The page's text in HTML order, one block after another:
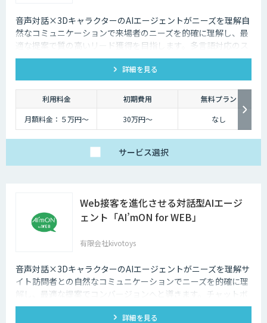
音声対話×3DキャラクターのAIエージェントがニーズを理解自
然なコミュニケーションで来場者のニーズを的確に理解し、最
適な提案で質の高いリード獲得を目指します。多言語対応のス
タッフとして、人件費削減も実現。対話記録の取得・分析で展
示会後の追客も確実な成果へ。詳細を見る
利用料金 初期費用
無料プラン
月額料金：５万円〜
30万円〜 なし
サービス選択
Web接客を進化させる対話型AIエージ
ェント「AI’mON for WEB」
有限会社kivotoys
音声対話×3DキャラクターのAIエージェントがニーズを理解サ
イト訪問者との自然なコミュニケーションでニーズを的確に理
解し、最適な提案でコンバージョンへと導きます。チャットボ
ットを超えた最強のデジタル営業、デジタル広報担当です。
詳細を見る